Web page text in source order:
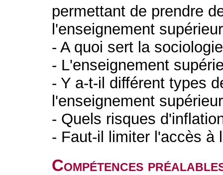
permettant de prendre
l'enseignement
- A quoi sert la
- L'enseignement
- Y a-t-il différent types
l'enseignement
- Quels risques
- Faut-il limiter l'accès
Compétences